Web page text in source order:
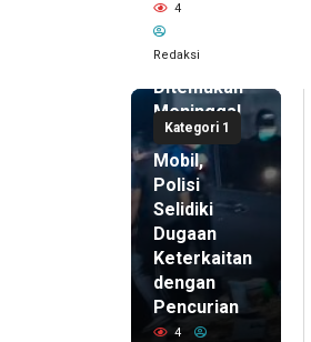
4
Redaksi
Kategori 1
Pemilik
Royal
Phone
Ditemukan
Meninggal
di Dalam
Mobil,
Polisi
Selidiki
Dugaan
Keterkaitan
dengan
Pencurian
4